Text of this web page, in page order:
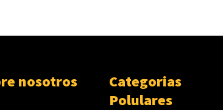
nosotros
Categorias
Polulares